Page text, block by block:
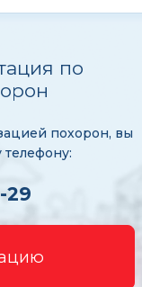
по
похорон, вы
29